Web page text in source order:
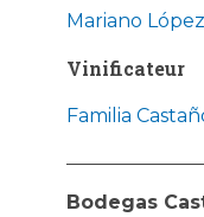
Mariano
Vinificateur
Familia
Bodegas